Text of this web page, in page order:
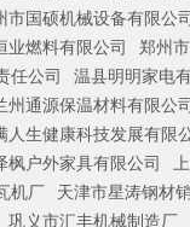
市国硕机械设备有限公
业燃料有限公司
郑州
任公司
温县明明家电
州通源保温材料有限公
人生健康科技发展有限
枫户外家具有限公司
机厂 天津市星涛钢材
巩义市汇丰机械制造厂